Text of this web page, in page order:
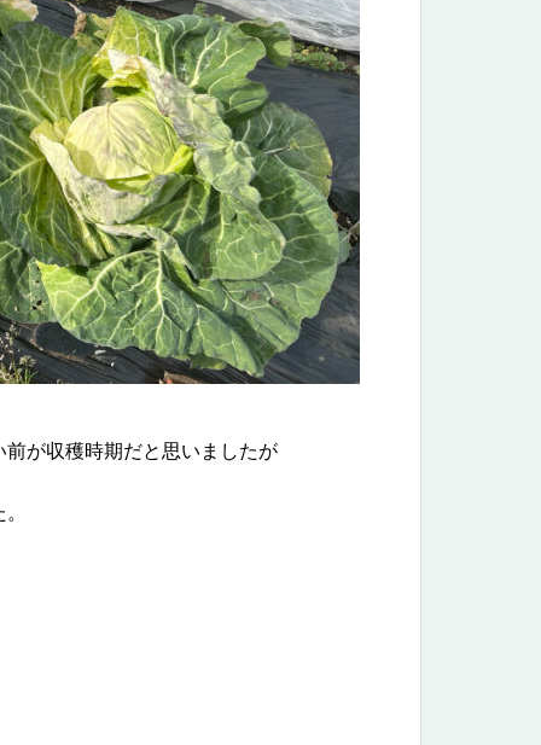
が収穫時期だと思いましたが